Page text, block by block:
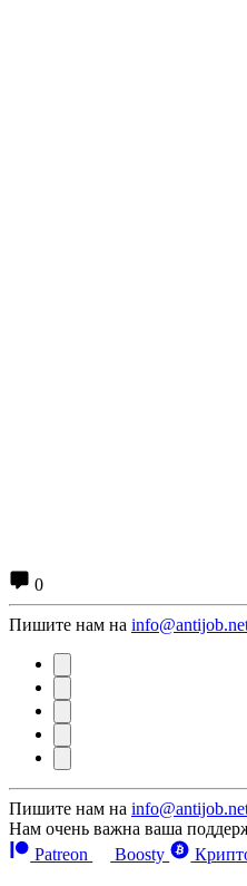
0
Пишите нам на
Пишите нам на
Нам очень важна ваша
Patreon
Boosty